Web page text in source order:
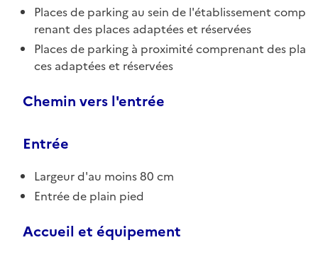
Places de parking au sein de l'établissement comp
renant des places adaptées et réservées
Places de parking à proximité comprenant des pla
ces adaptées et réservées
Chemin vers l'entrée
Entrée
Largeur d'au moins 80 cm
Entrée de plain pied
Accueil et équipement